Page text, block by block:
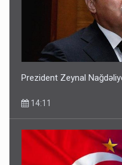
Prezident Zeynal
14:11